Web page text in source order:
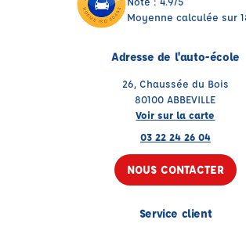
Moyenne calculée sur
Adresse de l'auto-école
26, Chaussée du Bois
80100 ABBEVILLE
Voir sur la carte
03 22 24 26 04
NOUS CONTACTER
Service client